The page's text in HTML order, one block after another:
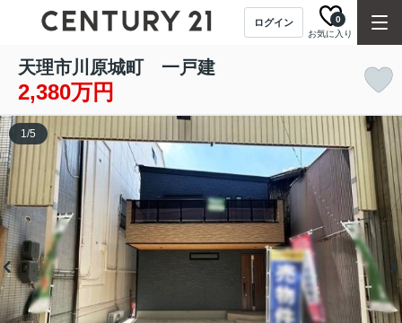
ログイン
お気に入り
0
天理市川原城町 一戸建
2,380万円
1/5